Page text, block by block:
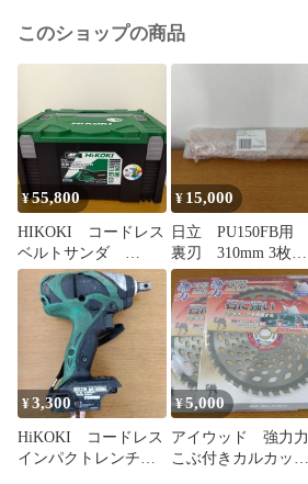
このショップの商品
¥55,800
HIKOKI コードレス
ベルトサンダ
SB3608DA セット
品 未使用品
¥ 15,000
日立 PU150FB用
裏刃 310mm 3枚
入 未使用品
¥3,300
HiKOKI コードレス
インパクトレンチ
¥5,000
アイウッド 強力力
こぶ付きカルカッ